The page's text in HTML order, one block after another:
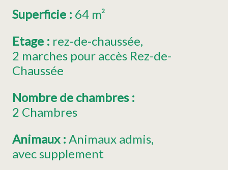
Superficie : 64 m²
Etage : rez-de-chaussée
2 marches pour accès Rez-de-
Chaussée
Nombre de chambres :
2 Chambres
Animaux : Animaux admis
avec supplement